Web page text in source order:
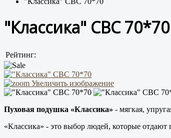
"Классика" СВС 70*70
Рейтинг:
Увеличить изображение
Пуховая подушка «Классика» - мягкая,
«Классика» - это выбор людей, которые